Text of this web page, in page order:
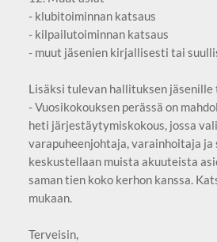
- klubitoiminnan katsaus
- kilpailutoiminnan katsaus
- muut jäsenien kirjallisesti tai
Lisäksi tulevan hallituksen jäsenille
- Vuosikokouksen perässä on
heti järjestäytymiskokous, jossa
varapuheenjohtaja, varainhoitaja ja
keskustellaan muista akuuteista
saman tien koko kerhon kanssa.
mukaan.
Terveisin,